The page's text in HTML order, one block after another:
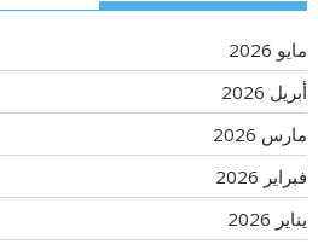
مايو 2026
أبريل 2026
مارس 2026
فبراير 2026
يناير 2026